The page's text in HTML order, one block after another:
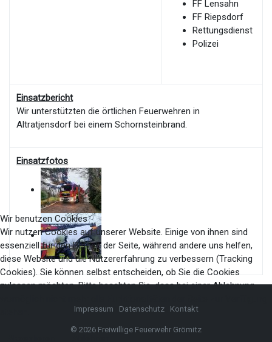
FF Lensahn
FF Riepsdorf
Rettungsdienst
Polizei
Einsatzbericht
Wir unterstützten die örtlichen Feuerwehren in
Altratjensdorf bei einem Schornsteinbrand.
Einsatzfotos
Impressum Datenschutz Kontakt
© 2026 Freiwillige Feuerwehr Grömitz
Wir benutzen Cookies
Wir nutzen Cookies auf unserer Website. Einige von ihnen sind
essenziell für den Betrieb der Seite, während andere uns helfen,
diese Website und die Nutzererfahrung zu verbessern (Tracking
Cookies). Sie können selbst entscheiden, ob Sie die Cookies
zulassen möchten. Bitte beachten Sie, dass bei einer Ablehnung